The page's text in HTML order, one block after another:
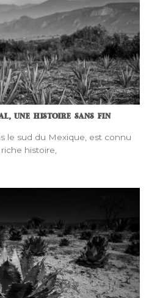
UNE HISTOIRE SANS FIN
le sud du Mexique, est connu
histoire,